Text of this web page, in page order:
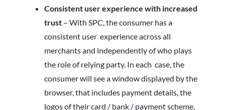
Consistent user experience with increased
trust – With SPC, the consumer has a
consistent user experience across all
merchants and independently of who plays
the role of relying party. In each case, the
consumer will see a window displayed by the
browser, that includes payment details, the
logos of their card / bank / payment scheme,